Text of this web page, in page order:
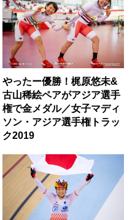
やったー優勝！梶原悠未&
古山稀絵ペアがアジア選手
権で金メダル／女子マディ
ソン・アジア選手権トラッ
ク2019